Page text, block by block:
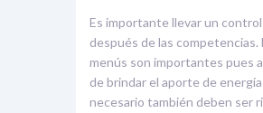
Es importante llevar un
después de las competencias.
menús son importantes pues
de brindar el aporte de energía
necesario también deben ser